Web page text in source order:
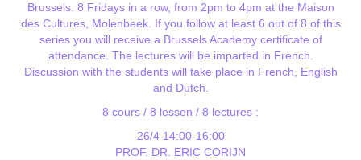
Brussels. 8 Fridays in a row, from 2pm to 4pm at the Maison
des Cultures, Molenbeek. If you follow at least 6 out of 8 of this
series you will receive a Brussels Academy certificate of
attendance. The lectures will be imparted in French.
Discussion with the students will take place in French, English
and Dutch.
8 cours / 8 lessen / 8 lectures :
26/4 14:00-16:00
PROF. DR. ERIC CORIJN